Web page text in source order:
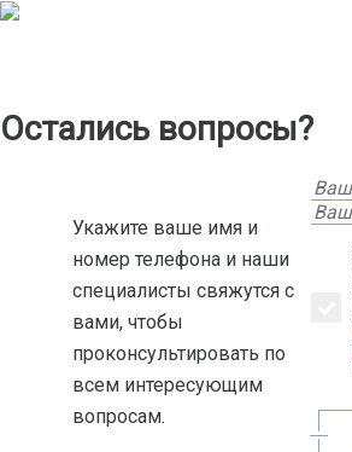
Остались вопросы?
Укажите ваше имя и
номер телефона и наши
специалисты свяжутся с
вами, чтобы
проконсультировать по
всем интересующим
вопросам.